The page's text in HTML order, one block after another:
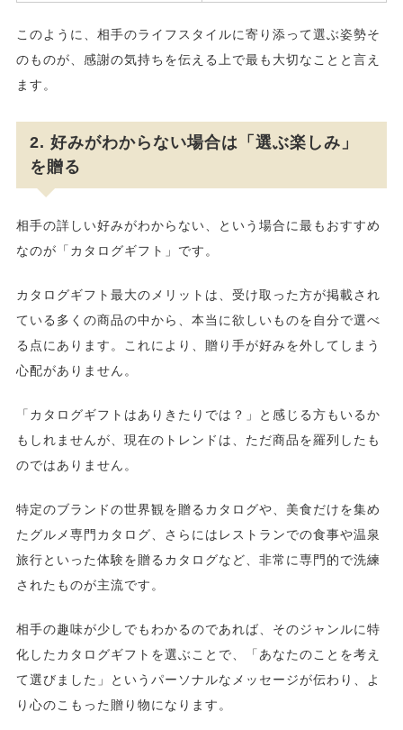
このように、相手のライフスタイルに寄り添って選ぶ姿勢そ
のものが、感謝の気持ちを伝える上で最も大切なことと言え
ます。
2. 好みがわからない場合は「選ぶ楽しみ」
を贈る
相手の詳しい好みがわからない、という場合に最もおすすめ
なのが「カタログギフト」です。
カタログギフト最大のメリットは、受け取った方が掲載され
ている多くの商品の中から、本当に欲しいものを自分で選べ
る点にあります。これにより、贈り手が好みを外してしまう
心配がありません。
「カタログギフトはありきたりでは？」と感じる方もいるか
もしれませんが、現在のトレンドは、ただ商品を羅列したも
のではありません。
特定のブランドの世界観を贈るカタログや、美食だけを集め
たグルメ専門カタログ、さらにはレストランでの食事や温泉
旅行といった体験を贈るカタログなど、非常に専門的で洗練
されたものが主流です。
相手の趣味が少しでもわかるのであれば、そのジャンルに特
化したカタログギフトを選ぶことで、「あなたのことを考え
て選びました」というパーソナルなメッセージが伝わり、よ
り心のこもった贈り物になります。